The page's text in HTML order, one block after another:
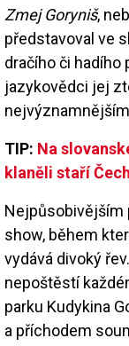
Zmej Goryniš,
představoval ve
dračího či hadího
jazykovědci jej
TIP: Na
klaněli staří
Nejpůsobivějším
show, během
vydává divoký
nepoštěstí
parku Kudykina
a příchodem